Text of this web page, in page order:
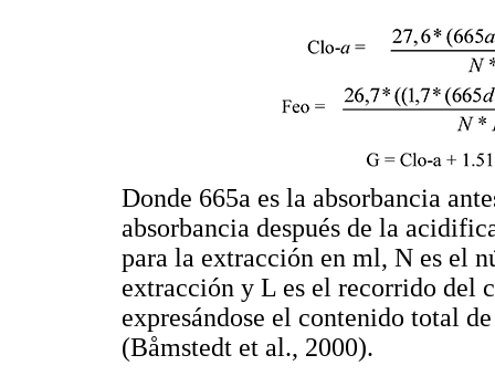
Donde 665a es la absorbancia
absorbancia después de la
para la extracción en ml, N es el
extracción y L es el recorrido del
expresándose el contenido total
(Båmstedt et al., 2000).